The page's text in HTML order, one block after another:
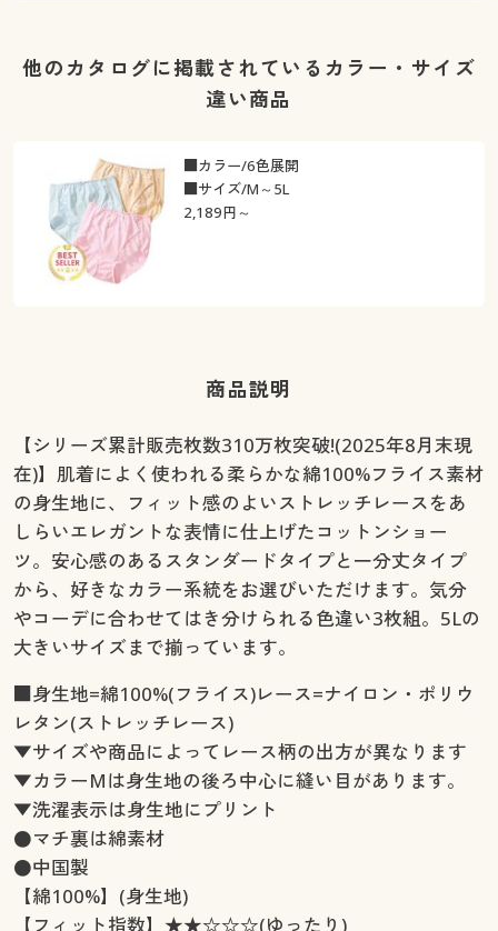
他のカタログに掲載されているカラー・サイズ
違い商品
2,189円～
■カラー/6色展開
■サイズ/M～5L
商品説明
【シリーズ累計販売枚数310万枚突破!(2025年8月末現
在)】肌着によく使われる柔らかな綿100%フライス素材
の身生地に、フィット感のよいストレッチレースをあ
しらいエレガントな表情に仕上げたコットンショー
ツ。安心感のあるスタンダードタイプと一分丈タイプ
から、好きなカラー系統をお選びいただけます。気分
やコーデに合わせてはき分けられる色違い3枚組。5Lの
大きいサイズまで揃っています。
■身生地=綿100%(フライス)レース=ナイロン・ポリウ
レタン(ストレッチレース)
▼サイズや商品によってレース柄の出方が異なります
▼カラーMは身生地の後ろ中心に縫い目があります。
▼洗濯表示は身生地にプリント
●マチ裏は綿素材
●中国製
【綿100%】(身生地)
【フィット指数】★★☆☆☆(ゆったり)